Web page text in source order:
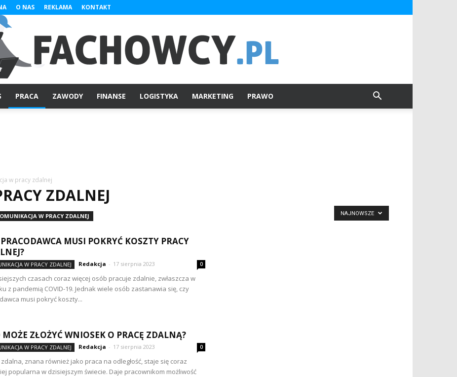
O NAS REKLAMA KONTAKT
PRACA ZAWODY FINANSE LOGISTYKA MARKETING PRAWO
w pracy zdalnej
ZDALNEJ
W PRACY ZDALNEJ NAJNOWSZE
MUSI POKRYĆ KOSZTY PRACY
W PRACY ZDALNEJ Redakcja - 17 sierpnia 2023 0
czasach coraz więcej osób pracuje zdalnie, zwłaszcza w
z pandemią COVID-19. Jednak wiele osób zastanawia się, czy
musi pokryć koszty...
MOŻE ZŁOŻYĆ WNIOSEK O PRACĘ ZDALNĄ?
W PRACY ZDALNEJ Redakcja - 17 sierpnia 2023 0
zdalna, znana również jako praca na odległość, staje się coraz
popularna w dzisiejszym świecie. Daje pracownikom możliwość